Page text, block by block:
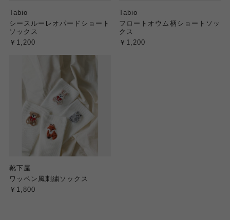
Tabio
シースルーレオパードショート
ソックス
￥1,200
Tabio
フロートオウム柄ショートソッ
クス
￥1,200
靴下屋
ワッペン風刺繍ソックス
￥1,800